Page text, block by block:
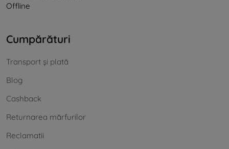
Offline
Cumpărături
Transport și plată
Blog
Cashback
Returnarea mărfurilor
Reclamatii